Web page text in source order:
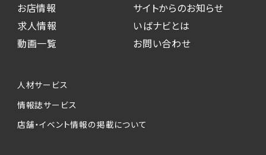
お店情報
求人情報
動画一覧
サイトからのお知らせ
いばナビとは
お問い合わせ
人材サービス
情報誌サービス
店舗・イベント情報の掲載について